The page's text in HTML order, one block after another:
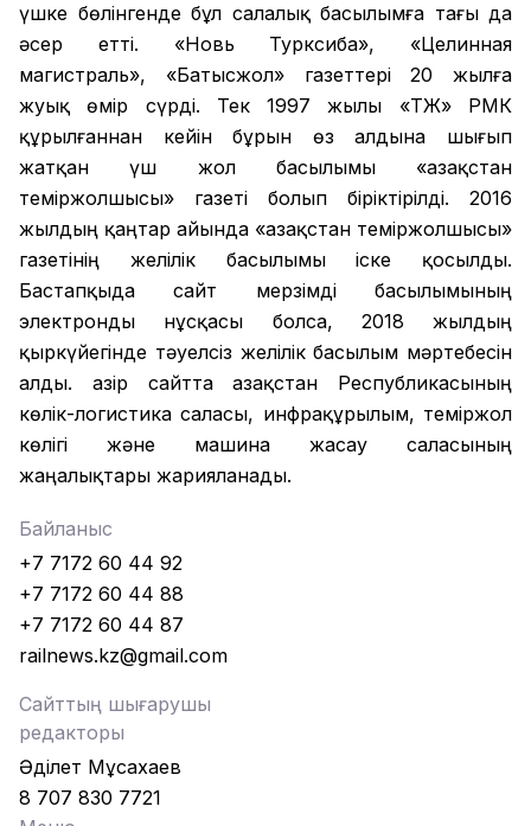
үшке бөлінгенде бұл салалық басылымға тағы да
әсер етті. «Новь Турксиба», «Целинная
магистраль», «Батысжол» газеттері 20 жылға
жуық өмір сүрді. Тек 1997 жылы «ҚТЖ» РМК
құрылғаннан кейін бұрын өз алдына шығып
жатқан үш жол басылымы «Қазақстан
теміржолшысы» газеті болып біріктірілді. 2016
жылдың қаңтар айында «Қазақстан теміржолшысы»
газетінің желілік басылымы іске қосылды.
Бастапқыда сайт мерзімді басылымының
электронды нұсқасы болса, 2018 жылдың
қыркүйегінде тәуелсіз желілік басылым мәртебесін
алды. Қазір сайтта Қазақстан Республикасының
көлік-логистика саласы, инфрақұрылым, теміржол
көлігі және машина жасау саласының
жаңалықтары жарияланады.
Байланыс
+7 7172 60 44 92
+7 7172 60 44 88
+7 7172 60 44 87
railnews.kz@gmail.com
Сайттың шығарушы
редакторы
Әділет Мұсахаев
8 707 830 7721